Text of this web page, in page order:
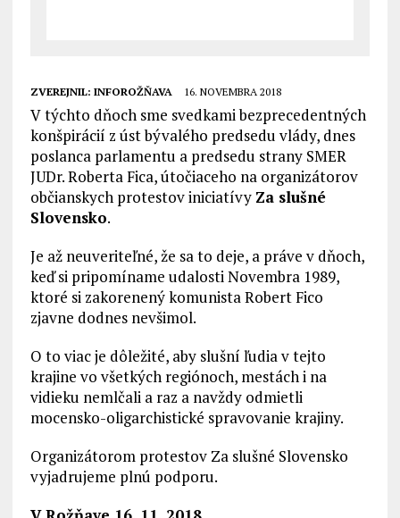
ZVEREJNIL: INFOROŽŇAVA 16. NOVEMBRA 2018
V týchto dňoch sme svedkami bezprecedentných
konšpirácií z úst bývalého predsedu vlády, dnes
poslanca parlamentu a predsedu strany SMER
JUDr. Roberta Fica, útočiaceho na organizátorov
občianskych protestov iniciatívy Za slušné
Slovensko.
Je až neuveriteľné, že sa to deje, a práve v dňoch,
keď si pripomíname udalosti Novembra 1989,
ktoré si zakorenený komunista Robert Fico
zjavne dodnes nevšimol.
O to viac je dôležité, aby slušní ľudia v tejto
krajine vo všetkých regiónoch, mestách i na
vidieku nemlčali a raz a navždy odmietli
mocensko-oligarchistické spravovanie krajiny.
Organizátorom protestov Za slušné Slovensko
vyjadrujeme plnú podporu.